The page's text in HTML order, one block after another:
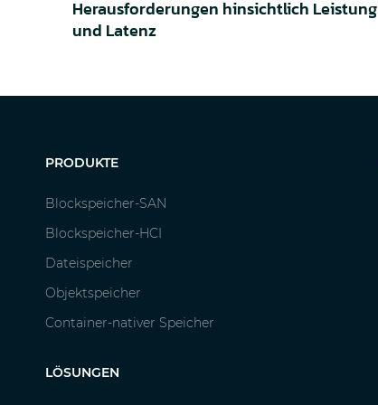
Herausforderungen hinsichtlich Leistung
und Latenz
PRODUKTE
Blockspeicher-SAN
Blockspeicher-HCI
Dateispeicher
Objektspeicher
Container-nativer Speicher
LÖSUNGEN